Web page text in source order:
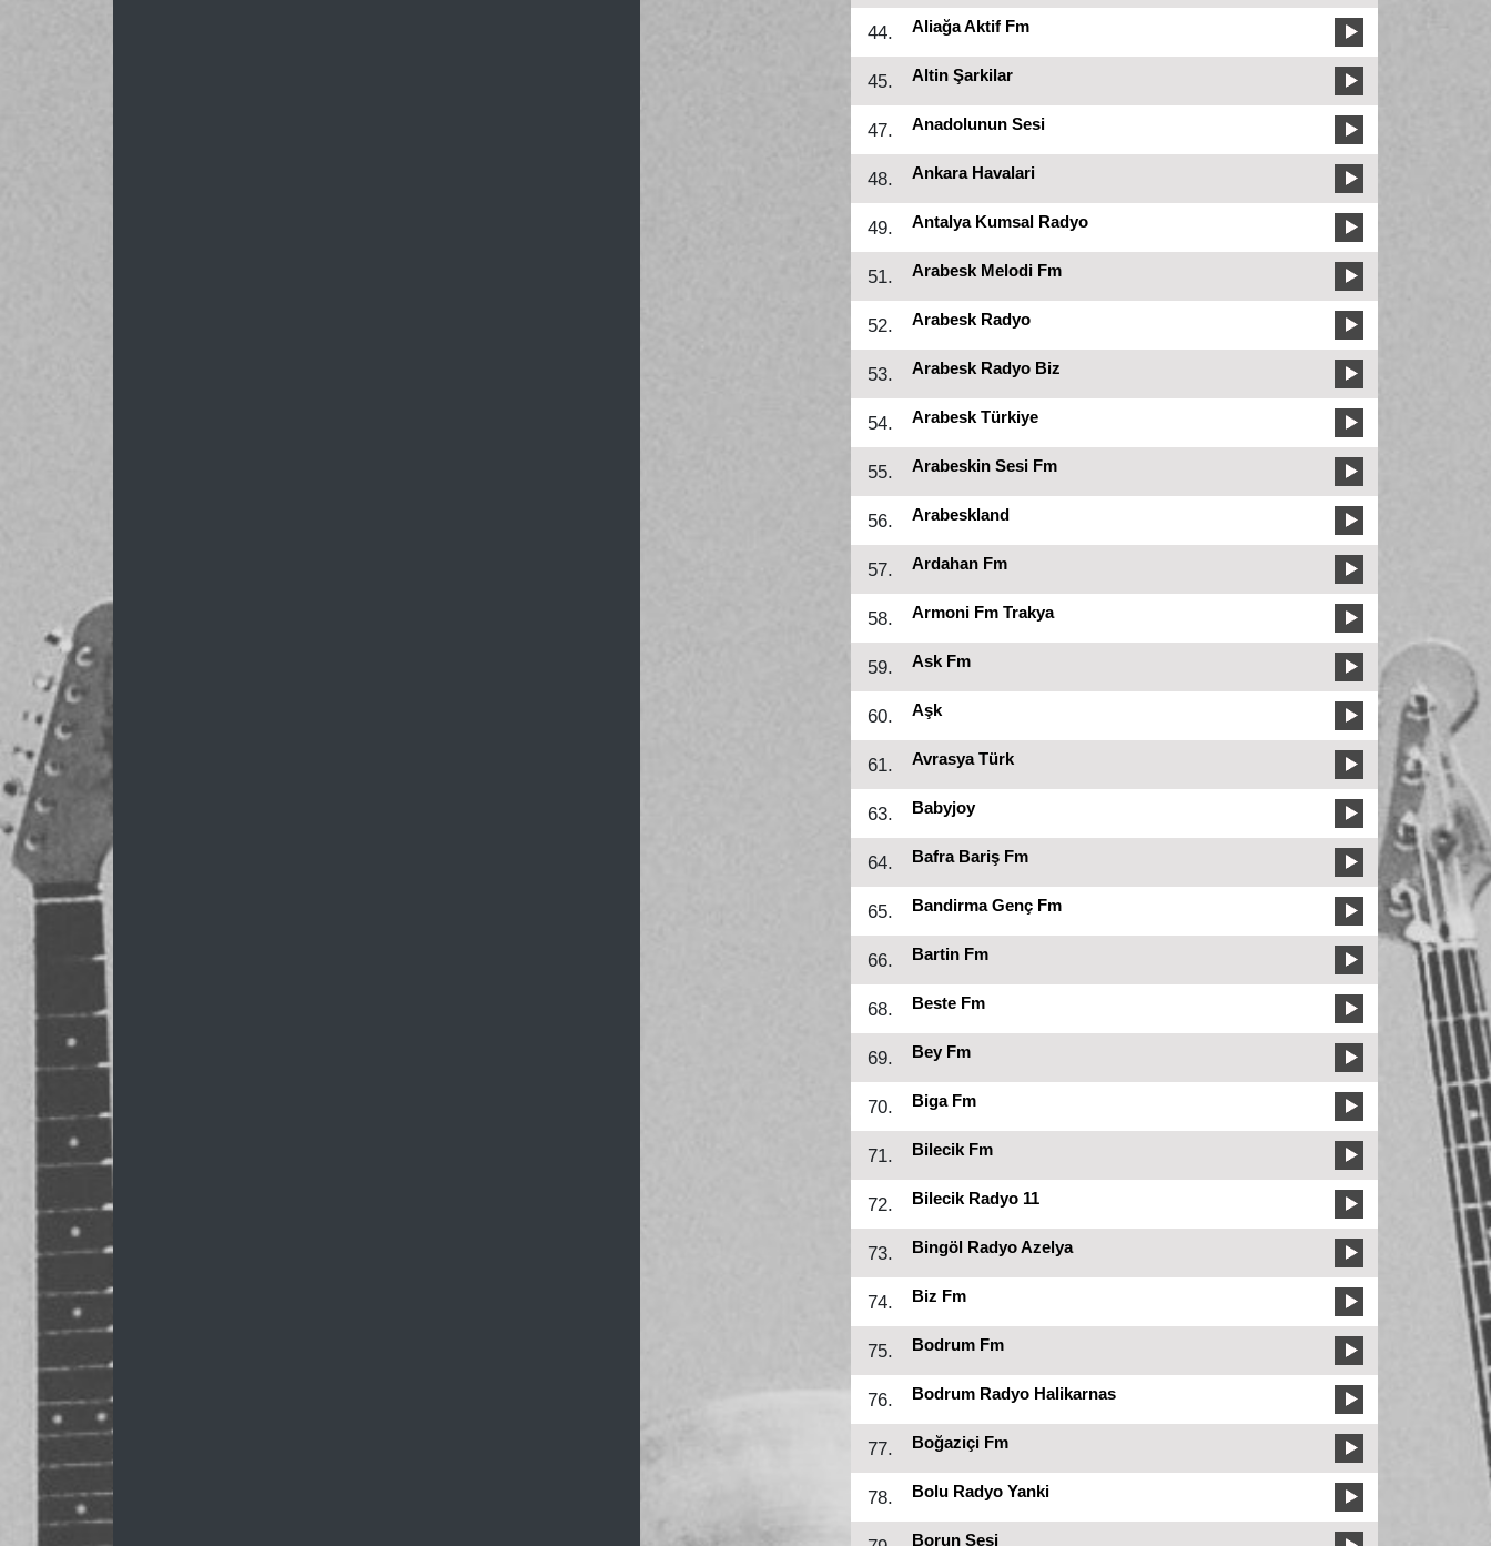
44. Aliağa Aktif Fm
45. Altin Şarkilar
47. Anadolunun Sesi
48. Ankara Havalari
49. Antalya Kumsal Radyo
51. Arabesk Melodi Fm
52. Arabesk Radyo
53. Arabesk Radyo Biz
54. Arabesk Türkiye
55. Arabeskin Sesi Fm
56. Arabeskland
57. Ardahan Fm
58. Armoni Fm Trakya
59. Ask Fm
60. Aşk
61. Avrasya Türk
63. Babyjoy
64. Bafra Bariş Fm
65. Bandirma Genç Fm
66. Bartin Fm
68. Beste Fm
69. Bey Fm
70. Biga Fm
71. Bilecik Fm
72. Bilecik Radyo 11
73. Bingöl Radyo Azelya
74. Biz Fm
75. Bodrum Fm
76. Bodrum Radyo Halikarnas
77. Boğaziçi Fm
78. Bolu Radyo Yanki
Borun Sesi